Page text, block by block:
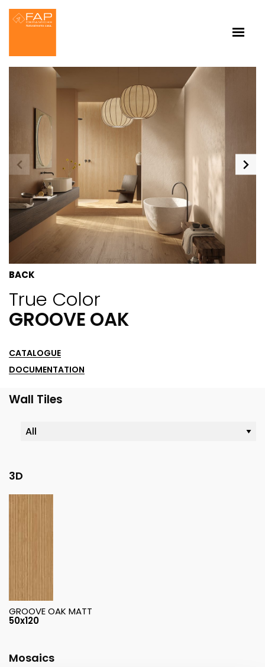
BACK
True Color
GROOVE OAK
CATALOGUE
DOCUMENTATION
Wall Tiles
3D
GROOVE OAK MATT
50x120
Mosaics